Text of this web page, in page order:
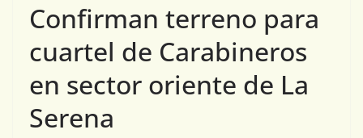
Confirman terreno para
cuartel de Carabineros
en sector oriente de La
Serena